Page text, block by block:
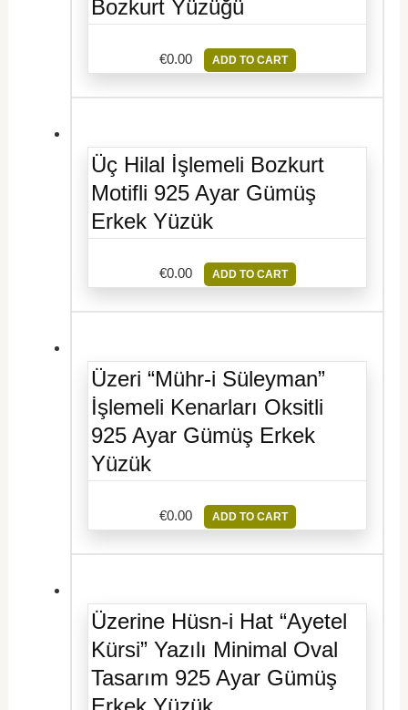
Bozkurt Yüzüğü
€0.00 ADD TO CART
Üç Hilal İşlemeli Bozkurt
Motifli 925 Ayar Gümüş
Erkek Yüzük
€0.00 ADD TO CART
Üzeri “Mühr-i Süleyman”
İşlemeli Kenarları Oksitli
925 Ayar Gümüş Erkek
Yüzük
€0.00 ADD TO CART
Üzerine Hüsn-i Hat “Ayetel
Kürsi” Yazılı Minimal Oval
Tasarım 925 Ayar Gümüş